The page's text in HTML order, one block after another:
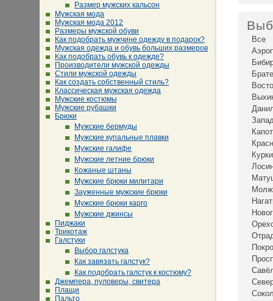
Размер мужских кальсон
Мужская мода
Мужская мода 2012
Размеры мужской обуви
Как подобрать мужчине одежду в подарок?
Мужская одежда и обувь больших размеров
Как подобрать обувь к одежде?
Производители мужской одежды
Стили мужской одежды
Как создать собственный стиль?
Классическая мужская одежда
Мужские костюмы
Мужские рубашки
Брюки
Мужские бермуды
Мужские купальные плавки
Мужские галифе
Мужские летние брюки
Кожаные штаны
Мужские брюки милитари
Зауженные мужские брюки
Мужские брюки карго
Мужские джинсы
Пиджаки
Трикотаж
Галстуки
Выбор галстука
Как завязать галстук?
Как подобрать галстук к костюму?
Джемпера, пуловеры, свитера
Плащи
Пальто
Все